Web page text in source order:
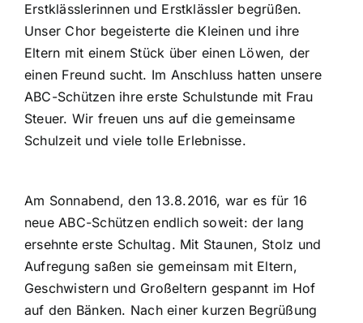
Erstklässlerinnen und Erstklässler begrüßen.
Unser Chor begeisterte die Kleinen und ihre
Eltern mit einem Stück über einen Löwen, der
einen Freund sucht. Im Anschluss hatten unsere
ABC-Schützen ihre erste Schulstunde mit Frau
Steuer. Wir freuen uns auf die gemeinsame
Schulzeit und viele tolle Erlebnisse.
Am Sonnabend, den 13.8.2016, war es für 16
neue ABC-Schützen endlich soweit: der lang
ersehnte erste Schultag. Mit Staunen, Stolz und
Aufregung saßen sie gemeinsam mit Eltern,
Geschwistern und Großeltern gespannt im Hof
auf den Bänken. Nach einer kurzen Begrüßung